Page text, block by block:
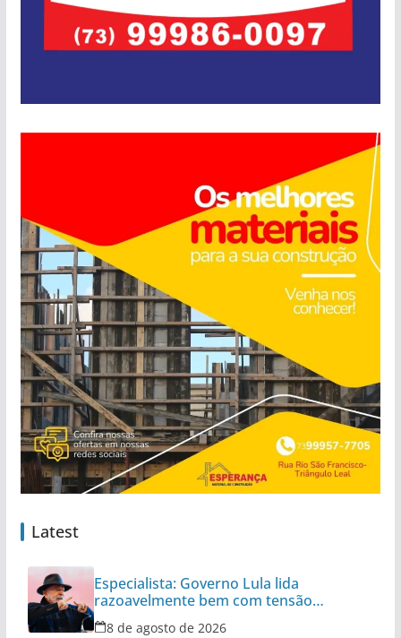
Latest
Especialista: Governo Lula lida
razoavelmente bem com tensão
diplomática
8 de agosto de 2026